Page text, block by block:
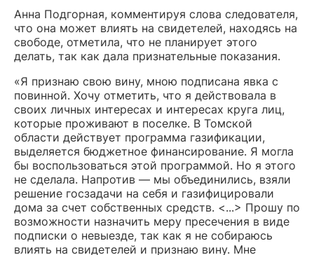
Анна Подгорная, комментируя слова следователя,
что она может влиять на свидетелей, находясь на
свободе, отметила, что не планирует этого
делать, так как дала признательные показания.
«Я признаю свою вину, мною подписана явка с
повинной. Хочу отметить, что я действовала в
своих личных интересах и интересах круга лиц,
которые проживают в поселке. В Томской
области действует программа газификации,
выделяется бюджетное финансирование. Я могла
бы воспользоваться этой программой. Но я этого
не сделала. Напротив — мы объединились, взяли
решение госзадачи на себя и газифицировали
дома за счет собственных средств. <...> Прошу по
возможности назначить меру пресечения в виде
подписки о невыезде, так как я не собираюсь
влиять на свидетелей и признаю вину. Мне